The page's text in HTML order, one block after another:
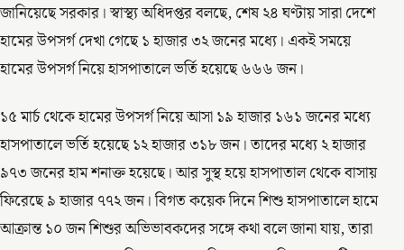
জানিয়েছে সরকার। স্বাস্থ্য অধিদপ্তর বলছে, শেষ ২৪ ঘণ্টায় সারা দেশে
হামের উপসর্গ দেখা গেছে ১ হাজার ৩২ জনের মধ্যে। একই সময়ে
হামের উপসর্গ নিয়ে হাসপাতালে ভর্তি হয়েছে ৬৬৬ জন।
১৫ মার্চ থেকে হামের উপসর্গ নিয়ে আসা ১৯ হাজার ১৬১ জনের মধ্যে
হাসপাতালে ভর্তি হয়েছে ১২ হাজার ৩১৮ জন। তাদের মধ্যে ২ হাজার
৯৭৩ জনের হাম শনাক্ত হয়েছে। আর সুস্থ হয়ে হাসপাতাল থেকে বাসায়
ফিরেছে ৯ হাজার ৭৭২ জন। বিগত কয়েক দিনে শিশু হাসপাতালে হামে
আক্রান্ত ১০ জন শিশুর অভিভাবকদের সঙ্গে কথা বলে জানা যায়, তারা